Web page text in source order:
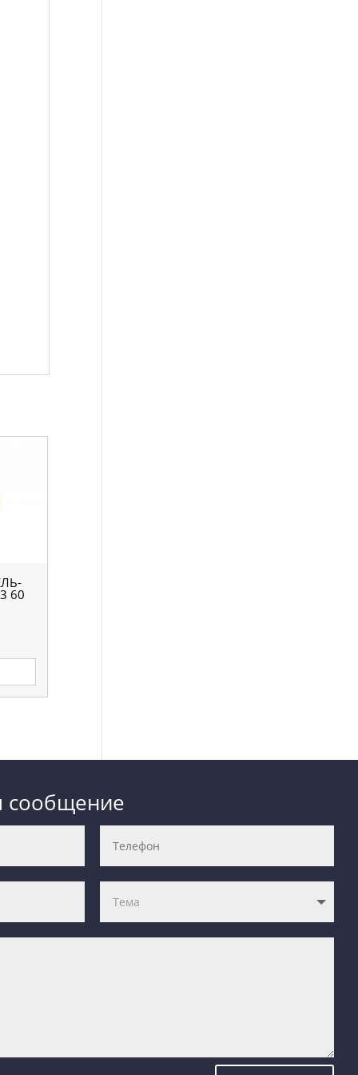
60
сообщение